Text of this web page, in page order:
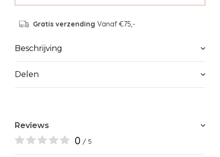
Gratis verzending Vanaf €75,-
Beschrijving
Delen
Reviews
0 / 5